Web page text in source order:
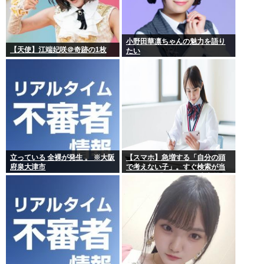
【天使】江端妃咲＠奇跡の1枚
小野田華凛ちゃんの魅力を語り
たい
立っている 全裸が発生 。 ※大阪
府泉大津市
【スマホ】急増する「自分の頭
で考えない子」。すぐ検索が当
たり前に 「タイパ」至上主義